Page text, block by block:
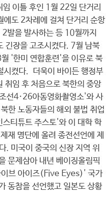
이틀 후인 1월 22일 단거리
도 2차례에 걸쳐 단거리 순항
발을 발사하는 등 10월까지
긴장을 고조시켰다. 7월 남북
'한미 연합훈련'을 이유로 북
시켰다. 더욱이 바이든 행정부
임 후 처음으로 북한의 중앙
선4·26아동영화촬영소'와 사
한 노동자들의 해외 불법 취업
티튜트 주스토'와 이 대학 학
재 명단에 올려 종전선언에 제
. 미국이 중국의 신장 지역 위
문제삼아 내년 베이징올림픽
이브 아이즈(Five Eyes)' 국가
동참을 선언했고 일본도 상황